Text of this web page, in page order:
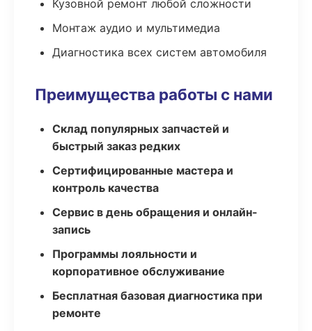
Кузовной ремонт любой сложности
Монтаж аудио и мультимедиа
Диагностика всех систем автомобиля
Преимущества работы с нами
Склад популярных запчастей и
быстрый заказ редких
Сертифицированные мастера и
контроль качества
Сервис в день обращения и онлайн-
запись
Программы лояльности и
корпоративное обслуживание
Бесплатная базовая диагностика при
ремонте